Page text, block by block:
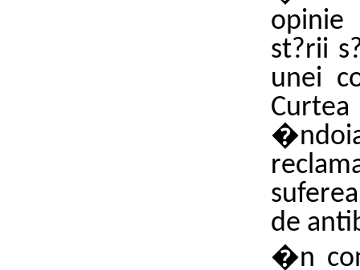
opinie
st?rii
unei
de
�n